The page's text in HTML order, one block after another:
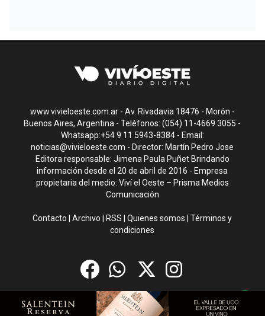
www.vivieloeste.com.ar - Av. Rivadavia 18476 - Morón -
Buenos Aires, Argentina - Teléfonos: (054) 11-4669.3055 -
Whatsapp:+54 9 11 5943-8384 - Email:
noticias@vivieloeste.com - Director: Martín Pedro Jose
Editora responsable: Jimena Paula Puñet Brindando
información desde el 20 de abril de 2016 - Empresa
propietaria del medio: Viví el Oeste – Prisma Medios
Comunicación
Contacto |Archivo RSS |Quienes somos |Términos y
condiciones
CMS para medios byTroop